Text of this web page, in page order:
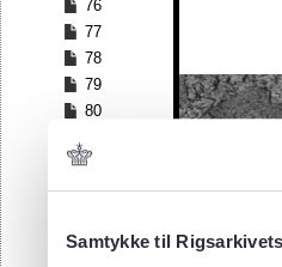
Samtykke til
76
77
78
79
80
82
83
85